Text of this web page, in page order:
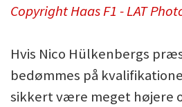
Copyright Haas F1 - LAT
Hvis Nico Hülkenbergs
bedømmes på
sikkert være meget højere